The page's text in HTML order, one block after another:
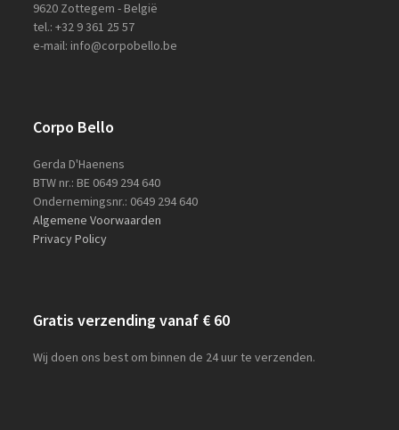
9620 Zottegem - België
tel.: +32 9 361 25 57
e-mail: info@corpobello.be
Corpo Bello
Gerda D'Haenens
BTW nr.: BE 0649 294 640
Ondernemingsnr.: 0649 294 640
Algemene Voorwaarden
Privacy Policy
Gratis verzending vanaf € 60
Wij doen ons best om binnen de 24 uur te verzenden.